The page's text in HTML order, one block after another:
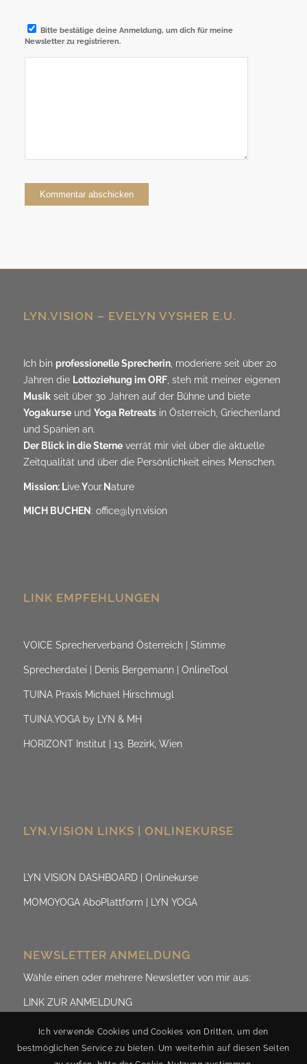
Bitte bestätige deine Anmeldung, um dich für meine
Newsletter zu registrieren.
LYN.VISION – EVELYN VYSHER E.U.
Ich bin professionelle Sprecherin, moderiere seit über 20
Jahren die Lottoziehung im ORF, steh mit meiner eigenen
Musikseit über 30 Jahren auf der Bühne und biete
Yogakurseund Yoga Retreatsin Österreich, Griechenland
und Spanien an.
Der Blick in die Sterneverrät mir viel über die aktuelle
Zeitqualität und über die Persönlichkeit eines Menschen.
Mission: Live.Your.Nature
MICH BUCHEN : office@lyn.vision
LINK EMPFEHLUNGEN
VOICE Sprecherverband Österreich | Stimme
Sprecherdatei | Denis Bergemann | OnlineTool
TUINA Praxis Michael Hirschmugl
TUINA.YOGA by LYN & MH
HORIZONT Institut | 13. Bezirk, Wien
LYN.VISION LINKS | ONLINEKURSE
LYN VISION DASHBOARD | Onlinekurse
MOMOYOGA AboPlattform | LYN YOGA
NEWSLETTER ANMELDUNG
Wähle einen oder mehrere Newsletter von mir aus:
LINK ZUR ANMELDUNG
Ich verwende Cookies und Cookies von Dritten, um den
bestmöglichen Service zu bieten. Um weiterhin auf diesen Seiten